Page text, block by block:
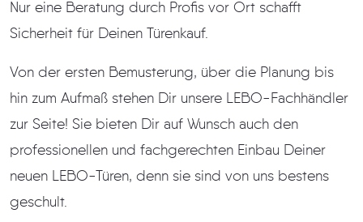
Nur eine Beratung durch Profis vor Ort schafft
Sicherheit für Deinen Türenkauf.
Von der ersten Bemusterung, über die Planung bis
hin zum Aufmaß stehen Dir unsere LEBO-Fachhändler
zur Seite! Sie bieten Dir auf Wunsch auch den
professionellen und fachgerechten Einbau Deiner
neuen LEBO-Türen, denn sie sind von uns bestens
geschult.